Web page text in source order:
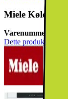
Miele Køleskab
Varenummer:
Dette produkt er